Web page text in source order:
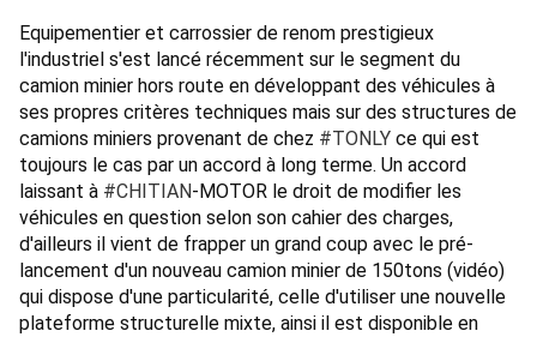
Equipementier et carrossier de renom prestigieux
l'industriel s'est lancé récemment sur le segment du
camion minier hors route en développant des véhicules à
ses propres critères techniques mais sur des structures de
camions miniers provenant de chez #TONLY ce qui est
toujours le cas par un accord à long terme. Un accord
laissant à #CHITIAN-MOTOR le droit de modifier les
véhicules en question selon son cahier des charges,
d'ailleurs il vient de frapper un grand coup avec le pré-
lancement d'un nouveau camion minier de 150tons (vidéo)
qui dispose d'une particularité, celle d'utiliser une nouvelle
plateforme structurelle mixte, ainsi il est disponible en